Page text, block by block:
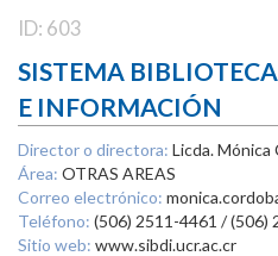
ID: 603
SISTEMA
E INFORMACIÓN
Director o directora: Licda. Mónica
Área: OTRAS AREAS
Correo electrónico:
Teléfono: (506) 2511-4461 / (506)
Sitio web: www.sibdi.ucr.ac.cr